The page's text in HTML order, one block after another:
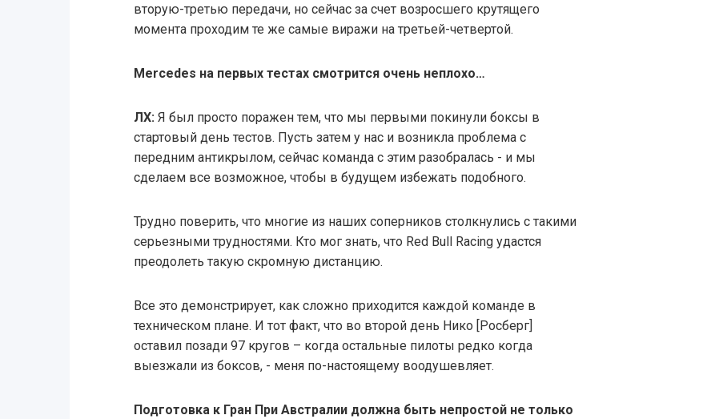
вторую-третью передачи, но сейчас за счет возросшего крутящего
момента проходим те же самые виражи на третьей-четвертой.
Mercedes на первых тестах смотрится очень неплохо…
ЛХ: Я был просто поражен тем, что мы первыми покинули боксы в
стартовый день тестов. Пусть затем у нас и возникла проблема с
передним антикрылом, сейчас команда с этим разобралась - и мы
сделаем все возможное, чтобы в будущем избежать подобного.
Трудно поверить, что многие из наших соперников столкнулись с такими
серьезными трудностями. Кто мог знать, что Red Bull Racing удастся
преодолеть такую скромную дистанцию.
Все это демонстрирует, как сложно приходится каждой команде в
техническом плане. И тот факт, что во второй день Нико [Росберг]
оставил позади 97 кругов – когда остальные пилоты редко когда
выезжали из боксов, - меня по-настоящему воодушевляет.
Подготовка к Гран При Австралии должна быть непростой не только